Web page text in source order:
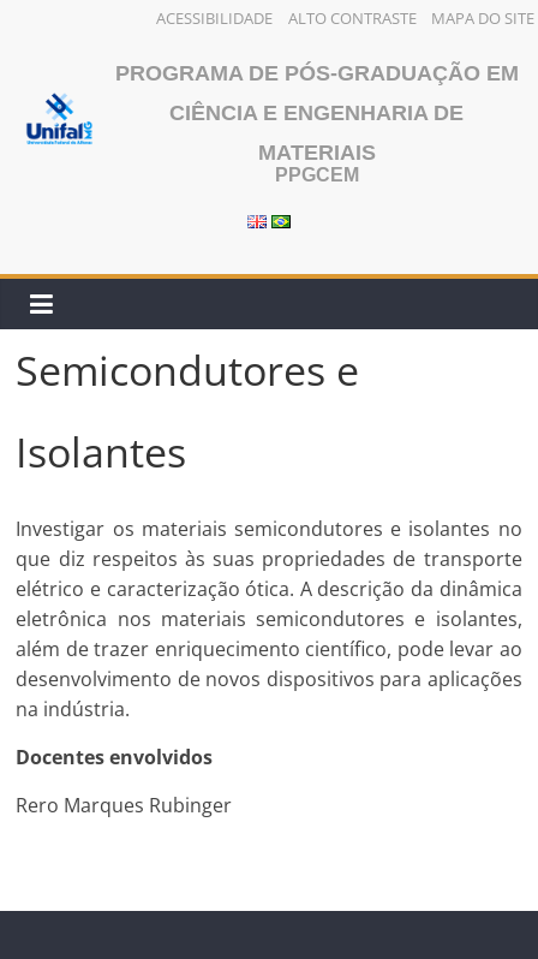
ACESSIBILIDADE ALTO CONTRASTE MAPA DO SITE
conteúdo
PROGRAMA DE PÓS-GRADUAÇÃO EM
CIÊNCIA E ENGENHARIA DE
MATERIAIS
PPGCEM
Semicondutores e
Isolantes
Investigar os materiais semicondutores e isolantes no
que diz respeitos às suas propriedades de transporte
elétrico e caracterização ótica. A descrição da dinâmica
eletrônica nos materiais semicondutores e isolantes,
além de trazer enriquecimento científico, pode levar ao
desenvolvimento de novos dispositivos para aplicações
na indústria.
Docentes envolvidos
Rero Marques Rubinger